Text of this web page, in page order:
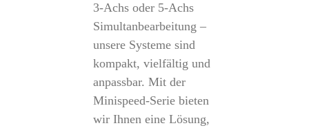
3-Achs oder 5-Achs
Simultanbearbeitung –
unsere Systeme sind
kompakt, vielfältig und
anpassbar. Mit der
Minispeed-Serie bieten
wir Ihnen eine Lösung,